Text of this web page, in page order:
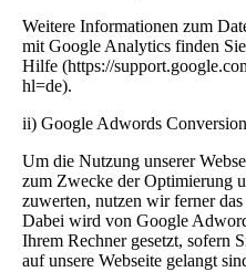
Weitere Informationen zum
mit Google Analytics finden
Hilfe (https://
hl=de).
ii) Google Adwords
Um die Nutzung unserer
zum Zwecke der Optimierung
zuwerten, nutzen wir ferner
Dabei wird von Google
Ihrem Rechner gesetzt, sofern
auf unsere Webseite gelangt